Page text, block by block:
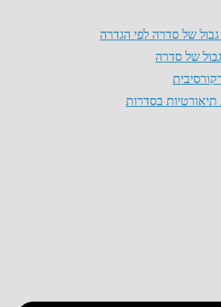
של סדרה לפי הגדרה
של סדרה
בסדרות